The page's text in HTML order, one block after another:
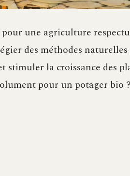
une agriculture
des méthodes
la croissance des
pour un potager bio